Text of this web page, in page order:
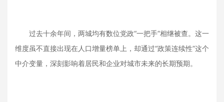
过去十余年间，两城均有数位党政“一把手”相继被查。这一
维度虽不直接出现在人口增量榜单上，却通过“政策连续性”这个
中介变量，深刻影响着居民和企业对城市未来的长期预期。